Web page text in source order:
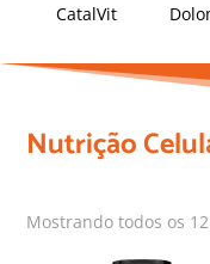
CatalVit
Nutrição
Mostrando todos os